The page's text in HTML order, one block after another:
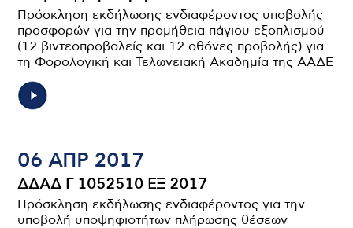
Πρόσκληση εκδήλωσης ενδιαφέροντος υποβολής
προσφορών για την προμήθεια πάγιου εξοπλισμού
(12 βιντεοπροβολείς και 12 οθόνες προβολής) για
τη Φορολογική και Τελωνειακή Ακαδημία της ΑΑΔΕ
06 ΑΠΡ 2017
ΔΔΑΔ Γ 1052510 ΕΞ 2017
Πρόσκληση εκδήλωσης ενδιαφέροντος για την
υποβολή υποψηφιοτήτων πλήρωσης θέσεων